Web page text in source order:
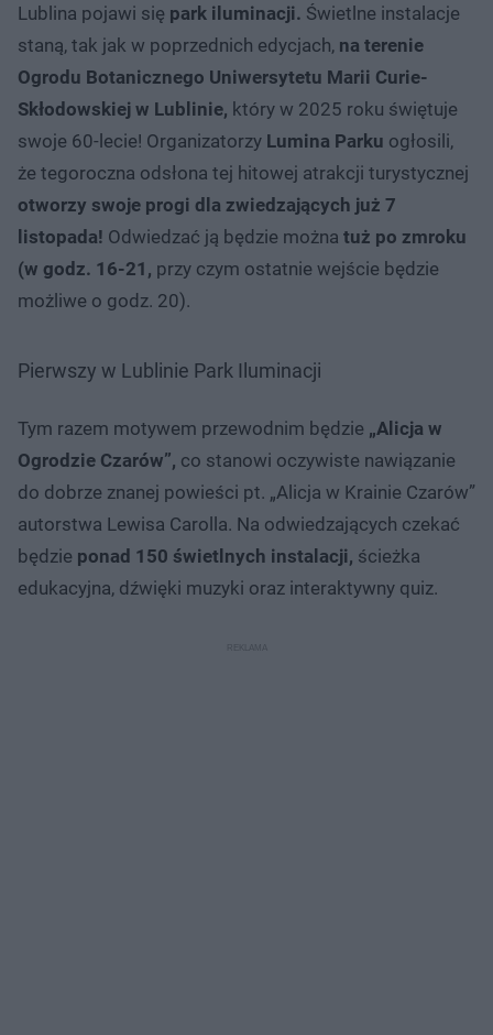
Lublina pojawi się park iluminacji. Świetlne instalacje
staną, tak jak w poprzednich edycjach, na terenie
Ogrodu Botanicznego Uniwersytetu Marii Curie-
Skłodowskiej w Lublinie, który w 2025 roku świętuje
swoje 60-lecie! Organizatorzy Lumina Parku ogłosili,
że tegoroczna odsłona tej hitowej atrakcji turystycznej
otworzy swoje progi dla zwiedzających już 7
listopada! Odwiedzać ją będzie można tuż po zmroku
(w godz. 16-21, przy czym ostatnie wejście będzie
możliwe o godz. 20).
Pierwszy w Lublinie Park Iluminacji
Tym razem motywem przewodnim będzie „Alicja w
Ogrodzie Czarów”, co stanowi oczywiste nawiązanie
do dobrze znanej powieści pt. „Alicja w Krainie Czarów”
autorstwa Lewisa Carolla. Na odwiedzających czekać
będzie ponad 150 świetlnych instalacji, ścieżka
edukacyjna, dźwięki muzyki oraz interaktywny quiz.